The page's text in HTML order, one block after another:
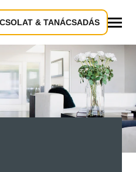
& TANÁCSADÁS